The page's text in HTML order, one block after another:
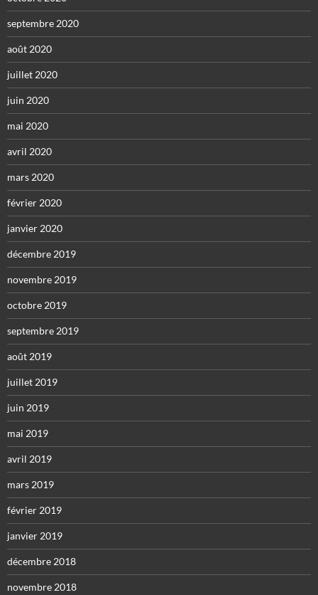
septembre 2020
août 2020
juillet 2020
juin 2020
mai 2020
avril 2020
mars 2020
février 2020
janvier 2020
décembre 2019
novembre 2019
octobre 2019
septembre 2019
août 2019
juillet 2019
juin 2019
mai 2019
avril 2019
mars 2019
février 2019
janvier 2019
décembre 2018
novembre 2018